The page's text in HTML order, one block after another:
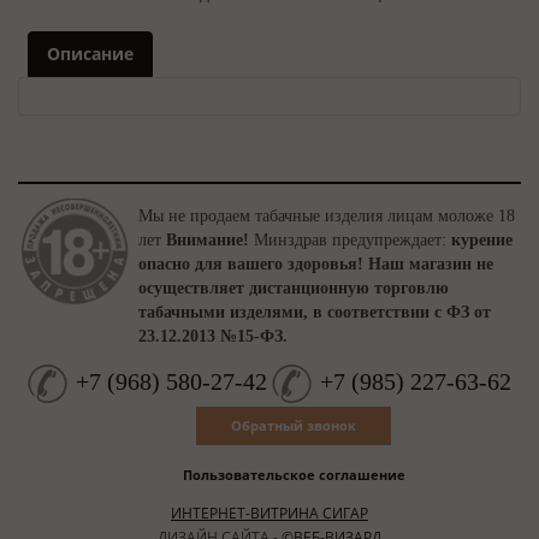
Описание
Мы не продаем табачные изделия лицам моложе 18
лет Внимание! Минздрав предупреждает: курение
опасно для вашего здоровья! Наш магазин не
осуществляет дистанционную торговлю
табачными изделями, в соответствии с ФЗ от
23.12.2013 №15-ФЗ.
+7 (968) 580-27-42 +7 (985) 227-63-62
Обратный звонок
Пользовательское соглашение
ИНТЕРНЕТ-ВИТРИНА СИГАР